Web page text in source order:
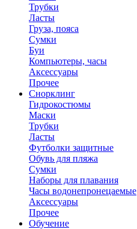
Трубки
Ласты
Груза, пояса
Сумки
Буи
Компьютеры, часы
Аксессуары
Прочее
Снорклинг
Гидрокостюмы
Маски
Трубки
Ласты
Футболки защитные
Обувь для пляжа
Сумки
Наборы для плавания
Часы водонепронецаемые
Аксессуары
Прочее
Обучение